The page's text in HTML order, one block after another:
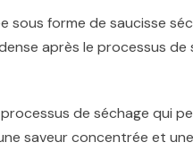
sous forme de saucisse
après le processus de
de séchage qui
saveur concentrée et